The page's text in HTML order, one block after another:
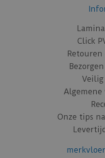
Click
Algemene
Onze tips